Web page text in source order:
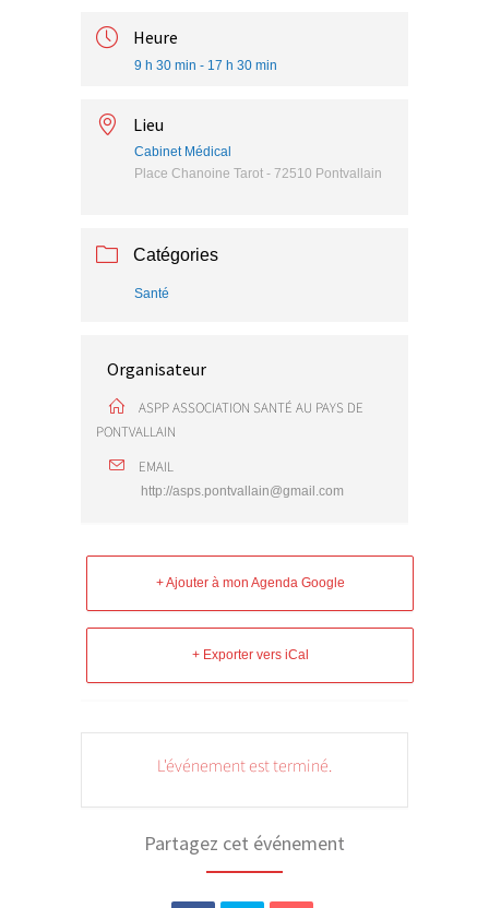
Heure
9 h 30 min - 17 h 30 min
Lieu
Cabinet Médical
Place Chanoine Tarot - 72510 Pontvallain
Catégories
Santé
Organisateur
ASPP ASSOCIATION SANTÉ AU PAYS DE
PONTVALLAIN
EMAIL
http://asps.pontvallain@gmail.com
+ Ajouter à mon Agenda Google
+ Exporter vers iCal
L'événement est terminé.
Partagez cet événement